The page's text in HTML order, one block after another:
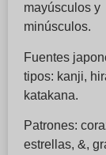
mayúsculos y
minúsculos.
Fuentes
tipos: kanji,
katakana.
Patrones:
estrellas, &,